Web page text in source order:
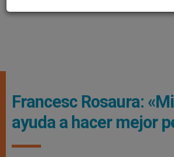
Francesc Rosaura:
ayuda a hacer mejor